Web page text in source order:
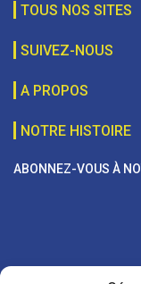
TOUS NOS SITES
SUIVEZ-NOUS
A PROPOS
NOTRE HISTOIRE
ABONNEZ-VOUS À